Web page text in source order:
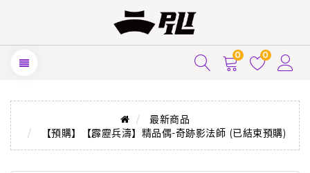
0 0
最新商品
【預購】【霹靂兵濤】精品偶-奇跡影法師 (已結束預購)